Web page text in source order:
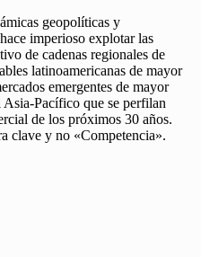
geopolíticas y
imperioso explotar las
de cadenas regionales de
latinoamericanas de mayor
emergentes de mayor
Pacífico que se perfilan
de los próximos 30 años.
clave y no «Competencia».